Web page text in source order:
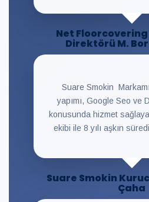
Net
Direktörü M.
Suare Smokin
yapımı, Google Seo ve
konusunda hizmet
ekibi ile 8 yılı aşkın
Suare Smokin
Çaha